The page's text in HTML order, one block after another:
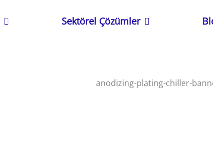
Open ÜrünlerimizSektörel Çözümler Open Sektörel